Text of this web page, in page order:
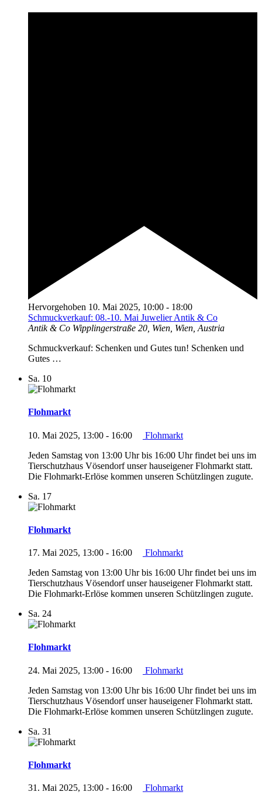
Hervorgehoben 10. Mai 2025, 10:00 - 18:00
Schmuckverkauf: 08.-10. Mai Juwelier Antik & Co
Antik & Co Wipplingerstraße 20, Wien, Wien, Austria
Schmuckverkauf: Schenken und Gutes tun! Schenken und
Gutes …
Sa. 10
Flohmarkt
10. Mai 2025, 13:00 - 16:00
Flohmarkt
Jeden Samstag von 13:00 Uhr bis 16:00 Uhr findet bei uns im
Tierschutzhaus Vösendorf unser hauseigener Flohmarkt statt.
Die Flohmarkt-Erlöse kommen unseren Schützlingen zugute.
Sa. 17
Flohmarkt
17. Mai 2025, 13:00 - 16:00
Flohmarkt
Jeden Samstag von 13:00 Uhr bis 16:00 Uhr findet bei uns im
Tierschutzhaus Vösendorf unser hauseigener Flohmarkt statt.
Die Flohmarkt-Erlöse kommen unseren Schützlingen zugute.
Sa. 24
Flohmarkt
24. Mai 2025, 13:00 - 16:00
Flohmarkt
Jeden Samstag von 13:00 Uhr bis 16:00 Uhr findet bei uns im
Tierschutzhaus Vösendorf unser hauseigener Flohmarkt statt.
Die Flohmarkt-Erlöse kommen unseren Schützlingen zugute.
Sa. 31
Flohmarkt
31. Mai 2025, 13:00 - 16:00
Flohmarkt